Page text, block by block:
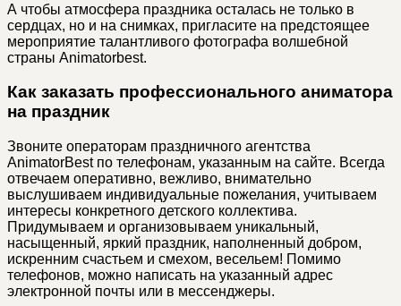
А чтобы атмосфера праздника осталась не только в
сердцах, но и на снимках, пригласите на предстоящее
мероприятие талантливого фотографа волшебной
страны Animatorbest.
Как заказать профессионального аниматора
на праздник
Звоните операторам праздничного агентства
AnimatorBest по телефонам, указанным на сайте. Всегда
отвечаем оперативно, вежливо, внимательно
выслушиваем индивидуальные пожелания, учитываем
интересы конкретного детского коллектива.
Придумываем и организовываем уникальный,
насыщенный, яркий праздник, наполненный добром,
искренним счастьем и смехом, весельем! Помимо
телефонов, можно написать на указанный адрес
электронной почты или в мессенджеры.